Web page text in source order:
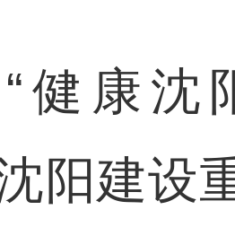
康沈阳
阳建设